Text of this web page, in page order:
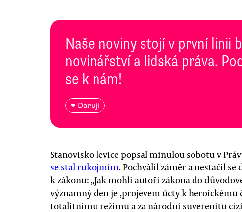
Naše noviny stojí v první linii
novinářství a lidská práva.
se k nám!
♥ Daruji
Stanovisko levice popsal minulou sobotu v
se stal rukojmím. Pochválil záměr a nestačil
k zákonu: „Jak mohli autoři zákona do
významný den je ‚projevem úcty k
totalitnímu režimu a za národní suverenitu